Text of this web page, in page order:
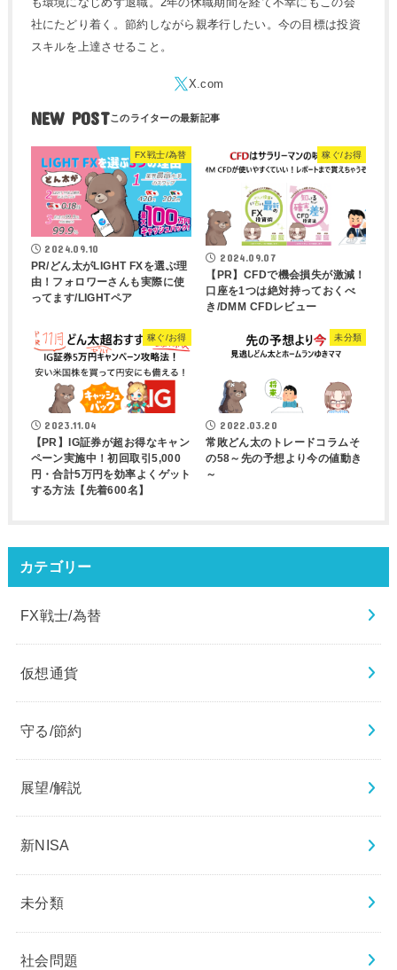
社にたどり着く。節約しながら親孝行したい。今の目標は投資
スキルを上達させること。
NEW POST
FX戦士/為替
2024.09.10
PR/どん太がLIGHT FXを選ぶ理
由！フォロワーさんも実際に使
ってます/LIGHTペア
稼ぐ/お得
2024.09.07
【PR】CFDで機会損失が激減！
口座を1つは絶対持っておくべ
き/DMM CFDレビュー
稼ぐ/お得
2023.11.04
【PR】IG証券が超お得なキャン
ペーン実施中！初回取引5,000
円・合計5万円を効率よくゲット
する方法【先着600名】
未分類
2022.03.20
常敗どん太のトレードコラムそ
の58～先の予想より今の値動き
～
カテゴリー
FX戦士/為替
仮想通貨
守る/節約
展望/解説
新NISA
未分類
社会問題